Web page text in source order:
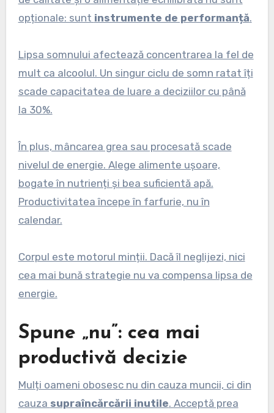
opționale: sunt instrumente de performanță.
Lipsa somnului afectează concentrarea la fel de
mult ca alcoolul. Un singur ciclu de somn ratat îți
scade capacitatea de luare a deciziilor cu până
la 30%.
În plus, mâncarea grea sau procesată scade
nivelul de energie. Alege alimente ușoare,
bogate în nutrienți și bea suficientă apă.
Productivitatea începe în farfurie, nu în
calendar.
Corpul este motorul minții. Dacă îl neglijezi, nici
cea mai bună strategie nu va compensa lipsa de
energie.
Spune „nu”: cea mai
productivă decizie
Mulți oameni obosesc nu din cauza muncii, ci din
cauza supraîncărcării inutile. Acceptă prea